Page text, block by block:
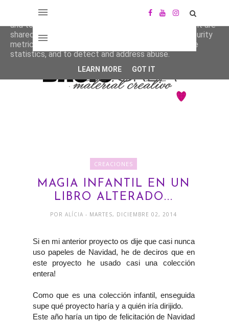
CREACIONES
MAGIA INFANTIL EN UN
LIBRO ALTERADO...
PORALÍCIA- MARTES, DICIEMBRE 02, 2014
Si en mi anterior proyecto os dije que casi nunca
uso papeles de Navidad, he de deciros que en
este proyecto he usado casi una colección
entera!
Como que es una colección infantil, enseguida
supe qué proyecto haría y a quién iría dirijido.
Este año haría un tipo de felicitación de Navidad
This site uses cookies from Google to deliver its services
and to analyze traffic. Your IP address and user-agent are
shared with Google along with performance and security
metrics to ensure quality of service, generate usage
statistics, and to detect and address abuse.
LEARN MORE GOT IT